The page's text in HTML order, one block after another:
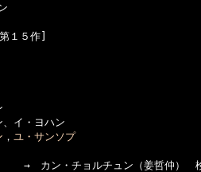
１５作]
、イ・ヨハン
， ユ・サンソプ
　カン・チョルチュン（姜哲仲）　